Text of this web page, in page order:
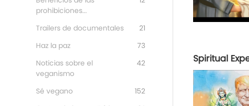
prohibiciones...
Trailers de documentales
21
Haz la paz
73
Noticias sobre el
veganismo
42
Sé vegano
152
Spiritual